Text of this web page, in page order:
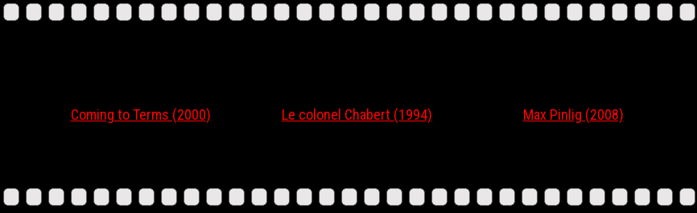
Coming to Terms (2000) Le colonel Chabert (1994) Max Pinlig (2008)